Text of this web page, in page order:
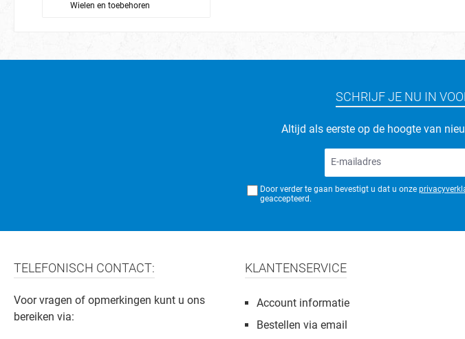
Wielen en toebehoren
SCHRIJF JE NU IN
Altijd als eerste op de hoogte van
Door verder te gaan bevestigt u dat u onze
geaccepteerd.
TELEFONISCH CONTACT:
Voor vragen of opmerkingen kunt u ons
bereiken via:
KLANTENSERVICE
Account informatie
Bestellen via email